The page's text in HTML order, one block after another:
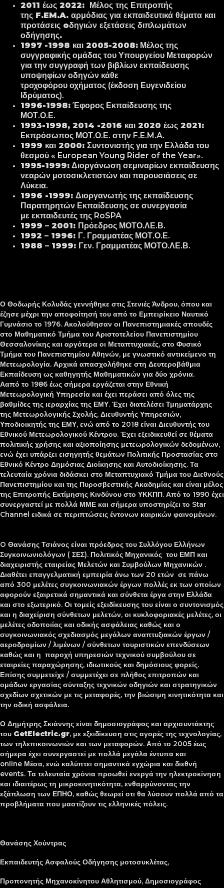
2011 έως 2022:
Μέλος της Επιτροπής
της F.EM.A.αρμόδιας για εκπαιδευτικά θέματα και
προτάσεις oδηγιών εξετάσεις διπλωμάτων
οδήγησης.
1997 -1998 και 2005-2008: Μέλος της
συγγραφικής ομάδας του Υπουργείου Μεταφορών
για την συγγραφή των βιβλίων εκπαίδευσης
υποψηφίων οδηγών κάθε
τροχοφόρου οχήματος (έκδοση Ευγενιδείου
Ιδρύματος).
1996-1998: Έφορος Εκπαίδευσης της
ΜΟΤ.Ο.Ε.
1993-1998, 2014 -2016 και 2020 έως 2021:
Eκπρόσωπος ΜΟΤ.Ο.Ε. στην F. E. M .A.
1999 και 2000:Συντονιστής για την Ελλάδα του
θεσμού « European Young Rider of the Year».
1995-1999: Διοργάνωση σεμιναρίων εκπαίδευσης
νεαρών μοτοσικλετιστών και παρουσιάσεις σε
Λύκεια.
1996 -1999:Διοργανωτής της εκπαίδευσης
Παρατηρητών Εκπαίδευσης σε συνεργασία
με εκπαιδευτές της RoSPA
1999 – 2001: Πρόεδρος ΜΟΤΟ.ΛΕ.Β.
1992 – 1996: Γ. Γραμματέας ΜΟΤ.Ο.Ε.
1988 – 1999: Γεν. Γραμματέας ΜΟΤΟ.ΛΕ.Β.
Ο Θοδωρής Κολυδάς γεννήθηκε στις Στενιές Άνδρου, όπου και
έζησε μέχρι την αποφοίτησή του από το Εμπειρίκειο Ναυτικό
Γυμνάσιο το 1976. Ακολούθησαν οι Πανεπιστημιακές σπουδές
στο Μαθηματικό Τμήμα του Αριστοτελείου Πανεπιστημίου
Θεσσαλονίκης και αργότερα οι Μεταπτυχιακές, στο Φυσικό
Τμήμα του Πανεπιστημίου Αθηνών, με γνωστικό αντικείμενο τη
Μετεωρολογία. Αρχικά απασχολήθηκε στη Δευτεροβάθμια
Εκπαίδευση ως καθηγητής Μαθηματικών για δύο χρόνια.
Ααπό το 1986 έως σήμερα εργάζεται στην Εθνική
Μετεωρολογική Υπηρεσία και έχει περάσει από όλες της
βαθμίδες της ιεραρχίας της ΕΜΥ. Έχει διατελέσει Τμηματάρχης
της Μετεωρολογικής Σχολής, Διευθυντής Υπηρεσιών,
Υποδιοικητής της ΕΜΥ, ενώ από το 2018 είναι Διευθυντής του
Εθνικού Μετεωρολογικού Κέντρου. Έχει εξειδικευθεί σε θέματα
πολιτικής χρήσης και αξιοποίησης μετεωρολογικών δεδομένων,
ενώ έχει υπάρξει εισηγητής θεμάτων Πολιτικής Προστασίας στo
Εθνικό Κέντρο Δημόσιας Διοίκησης και Αυτοδιοίκησης. Τα
τελευταία χρόνια διδάσκει στο Μεταπτυχιακό Τμήμα του Διεθνούς
Πανεπιστημίου και της Πυροσβεστικής Ακαδημίας και είναι μέλος
της Επιτροπής Εκτίμησης Κινδύνου στο ΥΚΚΠΠ. Από το 1990 έχει
συνεργαστεί με πολλά ΜΜΕ και σήμερα υποστηρίζει το Star
Channel ειδικά σε περιπτώσεις έντονων καιρικών φαινομένων.
O Θανάσης Τσιάνος είναι πρόεδρος του Συλλόγου Ελλήνων
Συγκοινωνιολόγων ( ΣΕΣ). Πολιτικός Μηχανικός του ΕΜΠ και
διαχειριστής εταιρείας Μελετών και Συμβούλων Μηχανικών .
Διαθέτει επαγγελματική εμπειρία άνω των 20 ετών σε πάνω
από 300 μελέτες συγκοινωνιακών έργων πολλές εκ των οποίων
αφορούν εξαιρετικά σημαντικά και σύνθετα έργα στην Ελλάδα
και στο εξωτερικό. Οι τομείς εξειδίκευσης του είναι ο συντονισμός
και η διαχείριση σύνθετων μελετών, οι κυκλοφοριακές μελέτες, οι
μελέτες οδοποιίας και οδικής ασφάλειας καθώς και ο
συγκοινωνιακός σχεδιασμός μεγάλων αναπτυξιακών έργων /
αεροδρομίων / λιμένων / σύνθετων τουριστικών επενδύσεων
καθώς και η παροχή υπηρεσιών τεχνικού συμβούλου σε
εταιρείες παραχώρησης, ιδιωτικούς και δημόσιους φορείς.
Επίσης συμμετείχε / συμμετέχει σε πλήθος επιτροπών και
ομάδων εργασίας σύνταξης τεχνικών οδηγιών και στρατηγικών
σχεδίων σχετικών με τις μεταφορές, την βιώσιμη κινητικότητα και
την οδική ασφάλεια.
Ο Δημήτρης Σκιάννης είναι δημοσιογράφος και αρχισυντάκτης
του GetElectric.gr, με εξειδίκευση στις αγορές της τεχνολογίας,
των τηλεπικοινωνιών και των μεταφορών. Από το 2005 έως
σήμερα έχει συνεργαστεί με πολλά μεγάλα έντυπα και
online Μέσα, ενώ καλύπτει σημαντικά εγχώρια και διεθνή
events. Τα τελευταία χρόνια προωθεί ενεργά την ηλεκτροκίνηση
και ιδιαιτέρως τη μικροκινητικότητα, ενθαρρύνοντας την
εξάπλωση των ΕΠΗΟ, καθώς θεωρεί οτι θα λύσουν πολλά από τα
προβλήματα που μαστίζουν τις ελληνικές πόλεις.
Θανάσης Χούντρας
Εκπαιδευτής Ασφαλούς Οδήγησης μοτοσυκλέτας,
Προπονητής Μηχανοκίνητου Αθλητισμού, Δημοσιογράφος